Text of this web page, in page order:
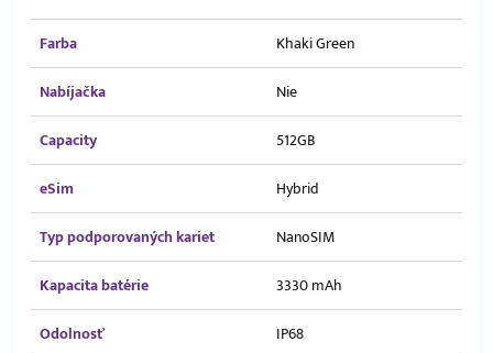
Farba
Khaki Green
Nabíjačka
Nie
Capacity
512GB
eSim
Hybrid
Typ podporovaných kariet
NanoSIM
Kapacita batérie
3330 mAh
Odolnosť
IP68